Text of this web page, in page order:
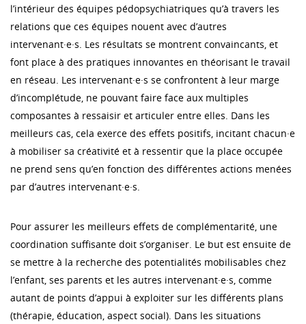
l’intérieur des équipes pédopsychiatriques qu’à travers les
relations que ces équipes nouent avec d’autres
intervenant·e·s. Les résultats se montrent convaincants, et
font place à des pratiques innovantes en théorisant le travail
en réseau. Les intervenant·e·s se confrontent à leur marge
d’incomplétude, ne pouvant faire face aux multiples
composantes à ressaisir et articuler entre elles. Dans les
meilleurs cas, cela exerce des effets positifs, incitant chacun·e
à mobiliser sa créativité et à ressentir que la place occupée
ne prend sens qu’en fonction des différentes actions menées
par d’autres intervenant·e·s.
Pour assurer les meilleurs effets de complémentarité, une
coordination suffisante doit s’organiser. Le but est ensuite de
se mettre à la recherche des potentialités mobilisables chez
l’enfant, ses parents et les autres intervenant·e·s, comme
autant de points d’appui à exploiter sur les différents plans
(thérapie, éducation, aspect social). Dans les situations